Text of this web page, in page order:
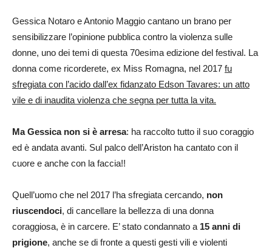
Gessica Notaro e Antonio Maggio cantano un brano per
sensibilizzare l’opinione pubblica contro la violenza sulle
donne, uno dei temi di questa 70esima edizione del festival. La
donna come ricorderete, ex Miss Romagna, nel 2017 fu
sfregiata con l’acido dall’ex fidanzato Edson Tavares: un atto
vile e di inaudita violenza che segna per tutta la vita.
Ma Gessica non si è arresa: ha raccolto tutto il suo coraggio
ed è andata avanti. Sul palco dell’Ariston ha cantato con il
cuore e anche con la faccia!!
Quell’uomo che nel 2017 l’ha sfregiata cercando, non
riuscendoci, di cancellare la bellezza di una donna
coraggiosa, è in carcere. E’ stato condannato a 15 anni di
prigione, anche se di fronte a questi gesti vili e violenti